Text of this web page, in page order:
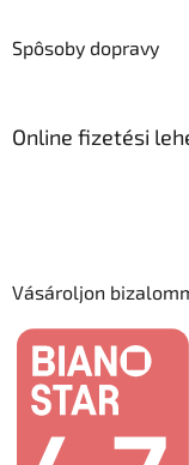
Spôsoby dopravy
Online fizetési
Vásároljon